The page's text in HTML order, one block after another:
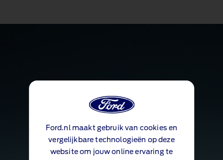
Ford.nl maakt gebruik van cookies en
vergelijkbare technologieën op deze
website om jouw online ervaring te